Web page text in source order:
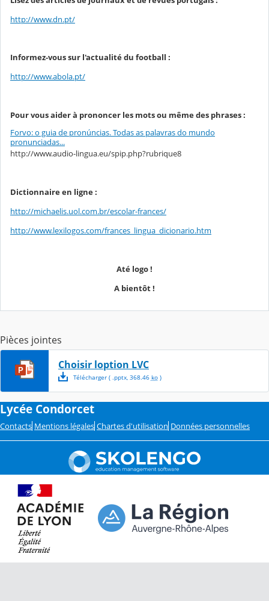
http://www.dn.pt/
Informez-vous sur l'actualité du football :
http://www.abola.pt/
Pour vous aider à prononcer les mots ou même des phrases :
Forvo: o guia de pronúncias. Todas as palavras do mundo
pronunciadas...
http://www.audio-lingua.eu/spip.php?rubrique8
Dictionnaire en ligne :
http://michaelis.uol.com.br/escolar-frances/
http://www.lexilogos.com/frances_lingua_dicionario.htm
Até logo !
A bientôt !
Pièces jointes
Choisir loption LVC
Télécharger( .pptx, 368.46 ko)
Lycée Condorcet
Contacts Mentions légales Chartes d'utilisation Données personnelles